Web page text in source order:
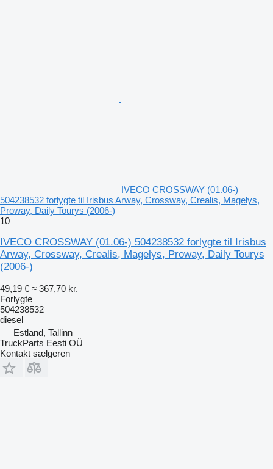
IVECO CROSSWAY (01.06-)
504238532 forlygte til Irisbus Arway, Crossway, Crealis, Magelys,
Proway, Daily Tourys (2006-)
10
IVECO CROSSWAY (01.06-) 504238532 forlygte til Irisbus
Arway, Crossway, Crealis, Magelys, Proway, Daily Tourys
(2006-)
49,19 € ≈ 367,70 kr.
Forlygte
504238532
diesel
Estland, Tallinn
TruckParts Eesti OÜ
Kontakt sælgeren